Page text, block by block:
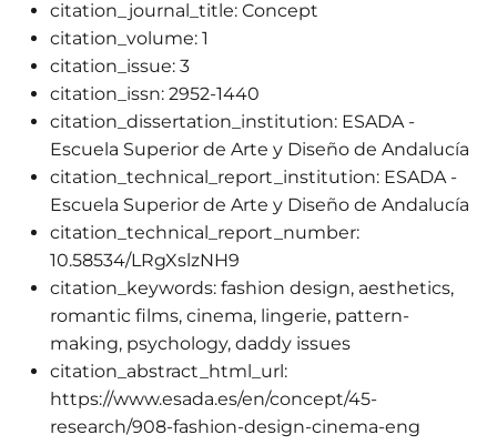
citation_journal_title: Concept
citation_volume: 1
citation_issue: 3
citation_issn: 2952-1440
citation_dissertation_institution: ESADA -
Escuela Superior de Arte y Diseño de Andalucía
citation_technical_report_institution: ESADA -
Escuela Superior de Arte y Diseño de Andalucía
citation_technical_report_number:
10.58534/LRgXslzNH9
citation_keywords: fashion design, aesthetics,
romantic films, cinema, lingerie, pattern-
making, psychology, daddy issues
citation_abstract_html_url:
https://www.esada.es/en/concept/45-
research/908-fashion-design-cinema-eng